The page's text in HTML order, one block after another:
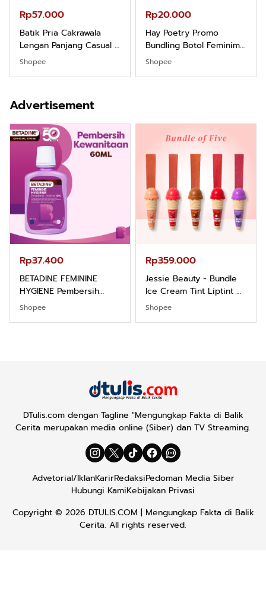
Rp57.000
Batik Pria Cakrawala
Lengan Panjang Casual -
Kemeja Batik Pria
Santai Slimfit Formal
Shopee
Rp20.000
Hay Poetry Promo
Bundling Botol Feminim
Care Perawatan
Shopee
Advertisement
Rp37.400
BETADINE FEMININE
HYGIENE Pembersih
Kewanitaan 60ml
Shopee
Rp359.000
Jessie Beauty - Bundle
Ice Cream Tint Liptint All
Variant
Shopee
DTulis.com dengan Tagline "Mengungkap Fakta di Balik
Cerita merupakan media online (Siber) dan TV Streaming.
Advetorial/IklanKarirRedaksiPedoman Media Siber
Hubungi KamiKebijakan Privasi
Copyright © 2026 DTULIS.COM | Mengungkap Fakta di Balik
Cerita. All rights reserved.